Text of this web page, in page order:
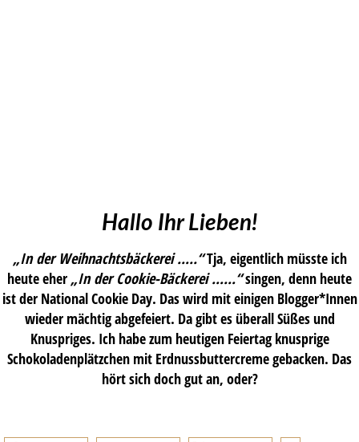
Hallo Ihr Lieben!
„In der Weihnachtsbäckerei …..“Tja, eigentlich müsste ich
heute eher „In der Cookie-Bäckerei ……“singen, denn heute
ist der National Cookie Day. Das wird mit einigen Blogger*Innen
wieder mächtig abgefeiert. Da gibt es überall Süßes und
Knuspriges. Ich habe zum heutigen Feiertag knusprige
Schokoladenplätzchen mit Erdnussbuttercreme gebacken. Das
hört sich doch gut an, oder?